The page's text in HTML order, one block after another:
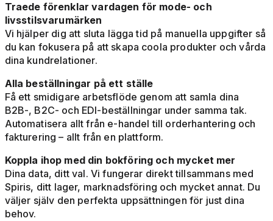
Traede förenklar vardagen för mode- och
livsstilsvarumärken
Vi hjälper dig att sluta lägga tid på manuella uppgifter så
du kan fokusera på att skapa coola produkter och vårda
dina kundrelationer.
Alla beställningar på ett ställe
Få ett smidigare arbetsflöde genom att samla dina
B2B-, B2C- och EDI-beställningar under samma tak.
Automatisera allt från e-handel till orderhantering och
fakturering – allt från en plattform.
Koppla ihop med din bokföring och mycket mer
Dina data, ditt val. Vi fungerar direkt tillsammans med
Spiris, ditt lager, marknadsföring och mycket annat. Du
väljer själv den perfekta uppsättningen för just dina
behov.